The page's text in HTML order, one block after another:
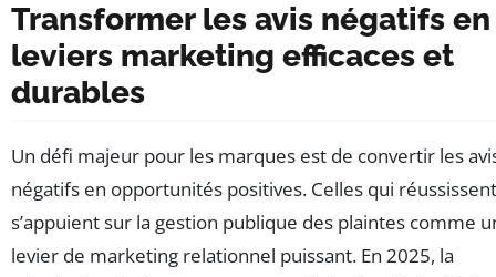
Transformer les avis négatifs en
leviers marketing efficaces et
durables
Un défi majeur pour les marques est de convertir les
négatifs en opportunités positives. Celles qui réussissent
s’appuient sur la gestion publique des plaintes comme
levier de marketing relationnel puissant. En 2025, la